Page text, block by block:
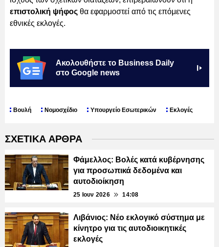
επιστολική ψήφος θα εφαρμοστεί από τις επόμενες
εθνικές εκλογές.
Ακολουθήστε το Business Daily
στο Google news
Βουλή Νομοσχέδιο Υπουργείο Εσωτερικών Εκλογές
ΣΧΕΤΙΚΑ ΑΡΘΡΑ
Φάμελλος: Βολές κατά κυβέρνησης
για προσωπικά δεδομένα και
αυτοδιοίκηση
25 Ιουν 2026 14:08
Λιβάνιος: Νέο εκλογικό σύστημα με
κίνητρο για τις αυτοδιοικητικές
εκλογές